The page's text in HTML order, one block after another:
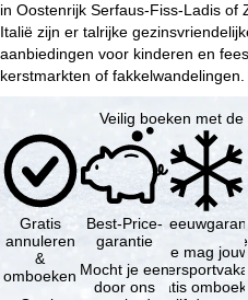
in Oostenrijk Serfaus-Fiss-Ladis of
Italië zijn er talrijke
aanbiedingen voor kinderen en
kerstmarkten of fakkelwandelingen.
Veilig boeken met
Gratis
annuleren
&
omboeken
Best-Price-
garantie
Mocht je een
door ons
Je mag
gratis